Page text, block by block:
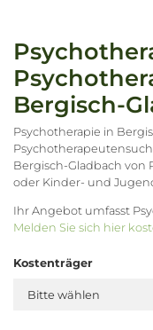
Bergisch-
Psychotherapie in
Bergisch-Gladbach von
oder Kinder- und
Ihr Angebot umfasst
Melden Sie sich hier
Kostenträger